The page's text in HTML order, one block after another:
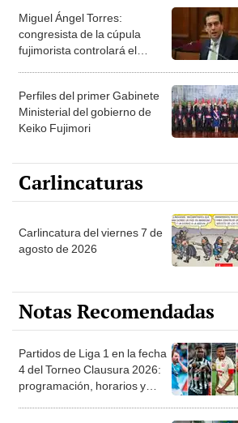
Miguel Ángel Torres:
congresista de la cúpula
fujimorista controlará el
Perfiles del primer Gabinete
Ministerial del gobierno de
Keiko Fujimori
Carlincaturas
Carlincatura del viernes 7 de
agosto de 2026
Notas Recomendadas
Partidos de Liga 1 en la fecha
4 del Torneo Clausura 2026:
programación, horarios y